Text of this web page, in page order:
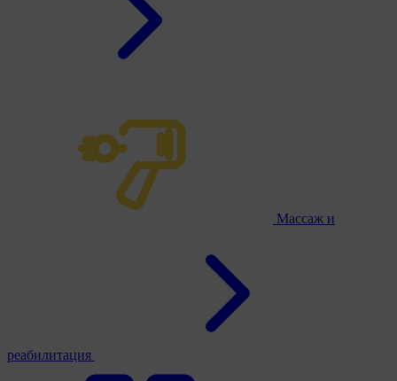
Массаж и
реабилитация